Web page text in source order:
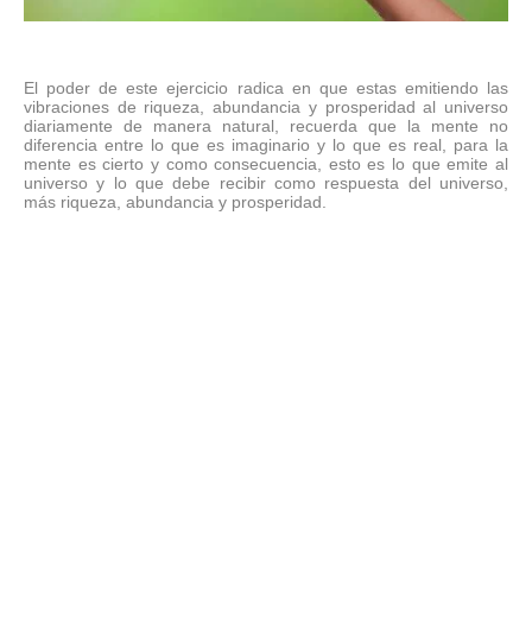
El poder de este ejercicio radica en que estas emitiendo las
vibraciones de riqueza, abundancia y prosperidad al universo
diariamente de manera natural, recuerda que la mente no
diferencia entre lo que es imaginario y lo que es real, para la
mente es cierto y como consecuencia, esto es lo que emite al
universo y lo que debe recibir como respuesta del universo,
más riqueza, abundancia y prosperidad.